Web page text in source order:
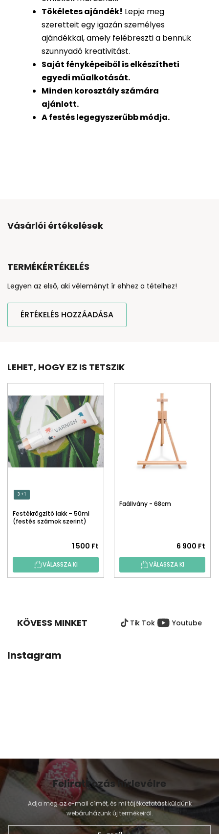
Tökéletes ajándék! Lepje meg
szeretteit egy igazán személyes
ajándékkal, amely felébreszti a bennük
szunnyadó kreativitást.
Saját fényképeiből iselkészítheti
egyedi műalkotását.
Minden korosztály számára
ajánlott.
A festés legegyszerűbb módja.
Vásárlói értékelések
TERMÉKÉRTÉKELÉS
Legyen az első, aki véleményt ír ehhez a tételhez!
ÉRTÉKELÉS HOZZÁADÁSA
LEHET, HOGY EZ IS TETSZIK
3 + 1
Festékrögzítő lakk – 50ml
(festés számok szerint)
1 500 Ft
VÁLASSZA KI
Faállvány - 68cm
6 900 Ft
VÁLASSZA KI
KÖVESS MINKET Tik Tok Youtube
Instagram
Feliratkozás hírlevélre
Adja meg az e-mail címét, és mi tájékoztatást küldünk
webáruházunk új termékeiről.